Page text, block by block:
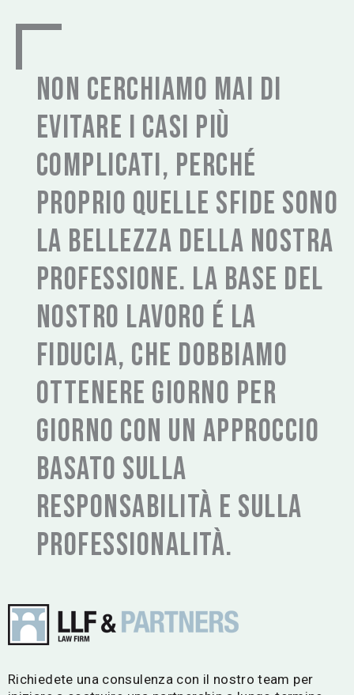
Non cerchiamo mai di
evitare i casi più
complicati, perché
proprio quelle sfide sono
la bellezza della nostra
professione. La base del
nostro lavoro é la
fiducia, che dobbiamo
ottenere giorno per
giorno con un approccio
basato sulla
responsabilità e sulla
professionalità.
Richiedete una consulenza con il nostro team per